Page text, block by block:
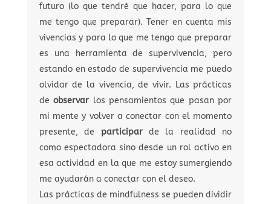
futuro (lo que tendré que hacer, para lo que
me tengo que preparar). Tener en cuenta mis
vivencias y para lo que me tengo que preparar
es una herramienta de supervivencia, pero
estando en estado de supervivencia me puedo
olvidar de la vivencia, de vivir. Las prácticas
de observar los pensamientos que pasan por
mi mente y volver a conectar con el momento
presente, de participarde la realidad no
como espectadora sino desde un rol activo en
esa actividad en la que me estoy sumergiendo
me ayudarán a conectar con el deseo.
Las prácticas de mindfulness se pueden dividir